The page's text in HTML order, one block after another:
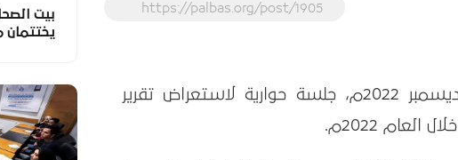
https://palbas.org/post/1905
عقد بيت الصحافة – فلسطين، يوم الخميس 22 ديسمبر 2022م، جلسة حوارية لاستعراض تقرير
2022م.
بيت